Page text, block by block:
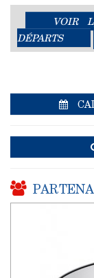
VOIR
DÉPARTS